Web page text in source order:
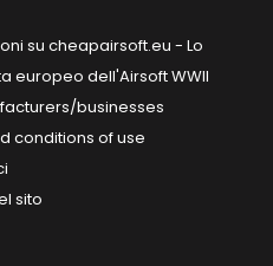
su cheapairsoft.eu - Lo
europeo dell'Airsoft WWII
businesses
conditions of use
sito